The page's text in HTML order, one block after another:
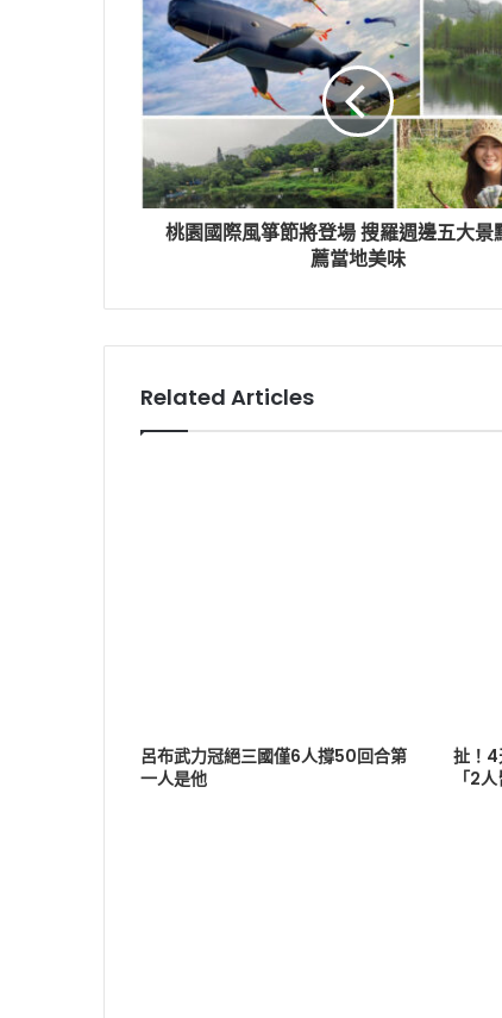
桃園國際風箏節將登場 搜羅週邊五大景
薦當地美味
Related Articles
呂布武力冠絕三國僅6人撐50回合第
一人是他
扯！4
「2